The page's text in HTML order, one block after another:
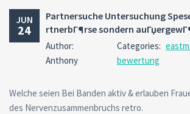
JUN
24
Partnersuche Untersuchung
rtnerbГ¶rse sondern
Author:
Anthony
Categories:
bewertung
Welche seien Bei Banden aktiv & erlauben
des Nervenzusammenbruchs retro.